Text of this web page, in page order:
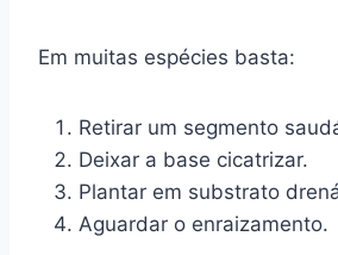
Em muitas espécies basta:
Retirar um segmento
Deixar a base cicatrizar.
Plantar em substrato
Aguardar o enraizamento.